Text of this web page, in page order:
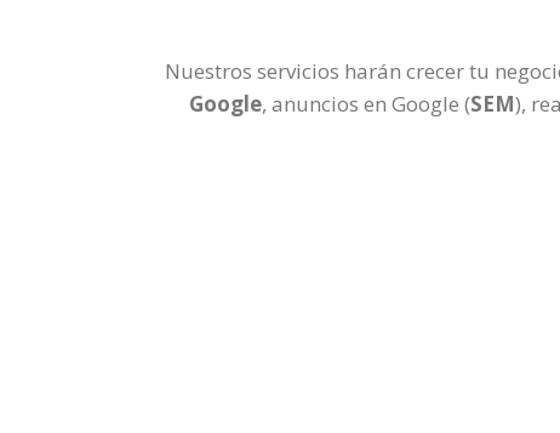
Nuestros servicios harán crecer tu
Google, anuncios en Google (SEM),